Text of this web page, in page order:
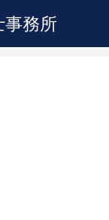
事務所